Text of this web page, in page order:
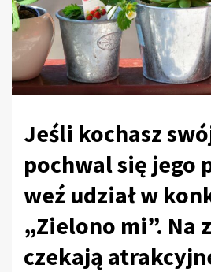
Jeśli kochasz
pochwal się jego
weź udział w
„Zielono mi”. Na
czekają